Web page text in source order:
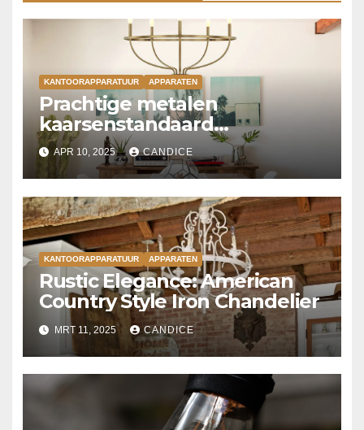
KANTOORAPPARATUUR APPARATEN
Prachtige metalen
kaarsenstandaard
kroonluchter
APR 10, 2025 CANDICE
KANTOORAPPARATUUR APPARATEN
Rustic Elegance: American
Country Style Iron Chandelier
MRT 11, 2025 CANDICE